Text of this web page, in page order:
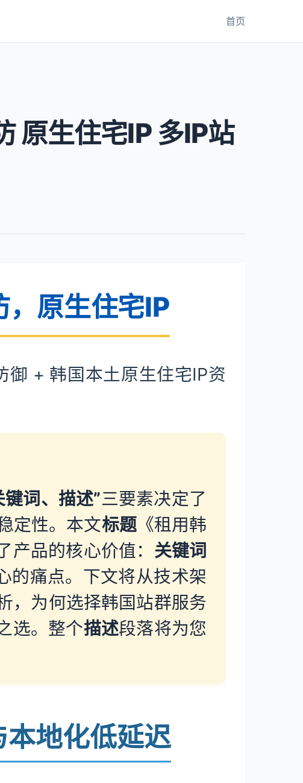
首页
生住宅IP 多IP站
原生住宅IP
+ 韩国本土原生住宅IP资
键词、描述”三要素决定了
定性。本文标题《租用韩
品的核心价值： 关键词
的痛点。下文将从技术架
，为何选择韩国站群服务
选。整个描述段落将为您
地化低延迟